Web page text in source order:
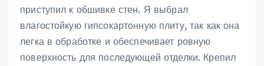
приступил к обшивке стен. Я выбрал
влагостойкую гипсокартонную плиту, так как она
легка в обработке и обеспечивает ровную
поверхность для последующей отделки. Крепил